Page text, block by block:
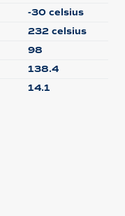
-30 celsius
232 celsius
98
138.4
14.1